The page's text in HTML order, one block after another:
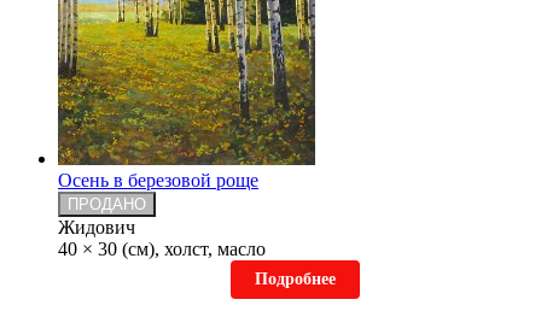
Осень в березовой роще
ПРОДАНО
Жидович
40 × 30 (см), холст, масло
Подробнее